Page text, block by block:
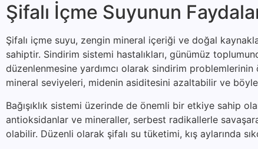
Şifalı İçme Suyunun
Şifalı içme suyu, zengin mineral içeriği ve doğal
sahiptir. Sindirim sistemi hastalıkları, günümüz
düzenlenmesine yardımcı olarak sindirim
mineral seviyeleri, midenin asiditesini azaltabilir ve
Bağışıklık sistemi üzerinde de önemli bir etkiye sahip
antioksidanlar ve mineraller, serbest radikallerle
olabilir. Düzenli olarak şifalı su tüketimi, kış aylarında